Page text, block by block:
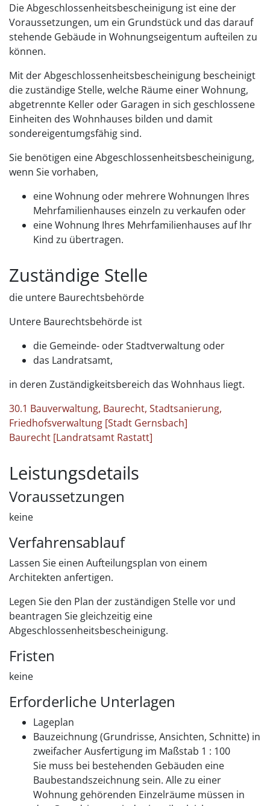
Die Abgeschlossenheitsbescheinigung ist eine der
Voraussetzungen, um ein Grundstück und das darauf
stehende Gebäude in Wohnungseigentum aufteilen zu
können.
Mit der Abgeschlossenheitsbescheinigung bescheinigt
die zuständige Stelle, welche Räume einer Wohnung,
abgetrennte Keller oder Garagen in sich geschlossene
Einheiten des Wohnhauses bilden und damit
sondereigentumgsfähig sind.
Sie benötigen eine Abgeschlossenheitsbescheinigung,
wenn Sie vorhaben,
eine Wohnung oder mehrere Wohnungen Ihres
Mehrfamilienhauses einzeln zu verkaufen oder
eine Wohnung Ihres Mehrfamilienhauses auf Ihr
Kind zu übertragen.
Zuständige Stelle
die untere Baurechtsbehörde
Untere Baurechtsbehörde ist
die Gemeinde- oder Stadtverwaltung oder
das Landratsamt,
in deren Zuständigkeitsbereich das Wohnhaus liegt.
30.1 Bauverwaltung, Baurecht, Stadtsanierung,
Friedhofsverwaltung [Stadt Gernsbach]
Baurecht [Landratsamt Rastatt]
Leistungsdetails
Voraussetzungen
keine
Verfahrensablauf
Lassen Sie einen Aufteilungsplan von einem
Architekten anfertigen.
Legen Sie den Plan der zuständigen Stelle vor und
beantragen Sie gleichzeitig eine
Abgeschlossenheitsbescheinigung.
Fristen
keine
Erforderliche Unterlagen
Lageplan
Bauzeichnung (Grundrisse, Ansichten, Schnitte) in
zweifacher Ausfertigung im Maßstab 1 : 100
Sie muss bei bestehenden Gebäuden eine
Baubestandszeichnung sein. Alle zu einer
Wohnung gehörenden Einzelräume müssen in